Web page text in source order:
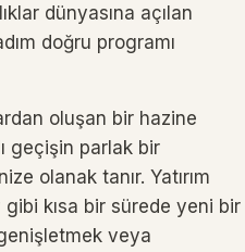
dünyasına açılan
doğru programı
oluşan bir hazine
geçişin parlak bir
olanak tanır. Yatırım
kısa bir sürede yeni bir
veya